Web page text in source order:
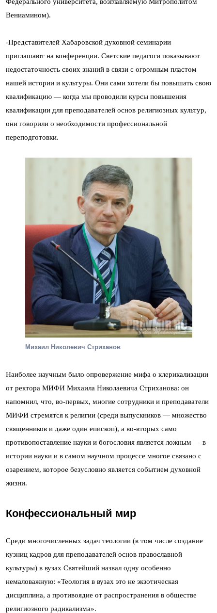
Вениамином).
-Представителей Хабаровской духовной семинарии
приглашают на конференции. Светские педагоги показывают
недостаточность своих знаний в связи с огромным пластом
нашей истории и культуры. Они сами хотели бы повышать свою
квалификацию — когда мы проводили курсы повышения
квалификации для преподавателей основ религиозных культур,
они говорили о необходимости профессиональной
переподготовки.
Михаил Николевич Стриханов
Наиболее научным было опровержение мифа о клерикализации
от ректора МИФИ Михаила Николаевича Стриханова: он
напомнил, что, во-первых, многие сотрудники и преподаватели
МИФИ стремятся к религии (среди выпускников — множество
священников и даже один епископ), а во-вторых само
противопоставление науки и богословия является ложным — в
истории науки и в самом научном процессе многое связано с
озарением, которое безусловно является событием духовной
жизни.
Конфессиональный мир
Среди многочисленных задач теологии (в том числе создание
кузниц кадров для преподавателей основ православной
культуры) в вузах Святейший назвал одну особенно
немаловажную: «Теология в вузах это не экзотическая
дисциплина, а противоядие от распространения в обществе
религиозного радикализма».